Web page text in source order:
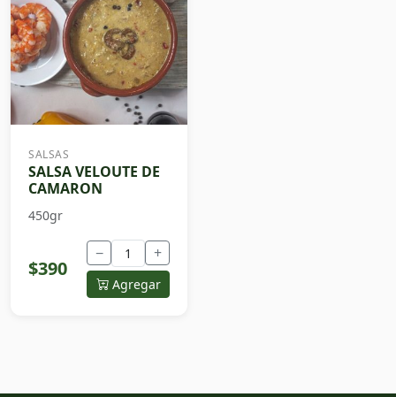
SALSAS
SALSA VELOUTE DE
CAMARON
450gr
$390
− +
Agregar